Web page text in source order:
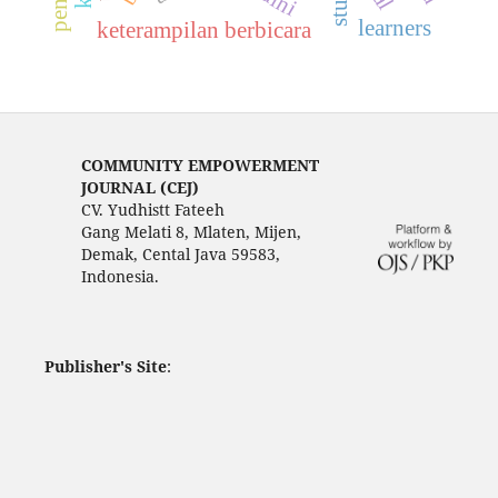
keterampilan berbicara learners
COMMUNITY EMPOWERMENT
JOURNAL (CEJ)
CV. Yudhistt Fateeh
Gang Melati 8, Mlaten, Mijen,
Demak, Cental Java 59583,
Indonesia.
Publisher's Site: